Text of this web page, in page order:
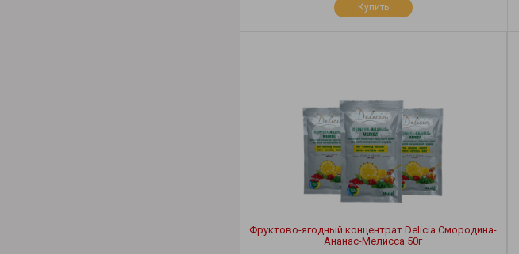
Купить
Фруктово-ягодный концентрат Delicia Смородина-
Ананас-Мелисса 50г